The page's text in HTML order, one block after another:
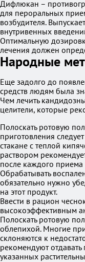
Дифлюкан –
для пероральных
возбудителя.
внутривенных
Оптимальную
лечения должен
Народные
Еще задолго до
средств людям была
Чем лечить
целители, которые
Полоскать ротовую
приготовления
стакане с теплой
раствором
после каждого
Обрабатывать
обязательно нужно
на этот продукт.
Ввести в рацион
высокоэффективным
Полоскать ротовую
облепихой. Многие
склоняются к
рекомендуют
указанных